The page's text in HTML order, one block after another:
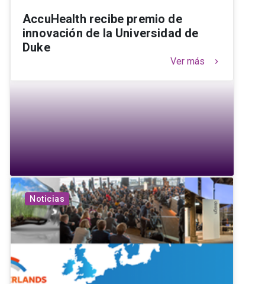
AccuHealth recibe premio de
innovación de la Universidad de
Duke
Ver más keyboard_arrow_right
Noticias